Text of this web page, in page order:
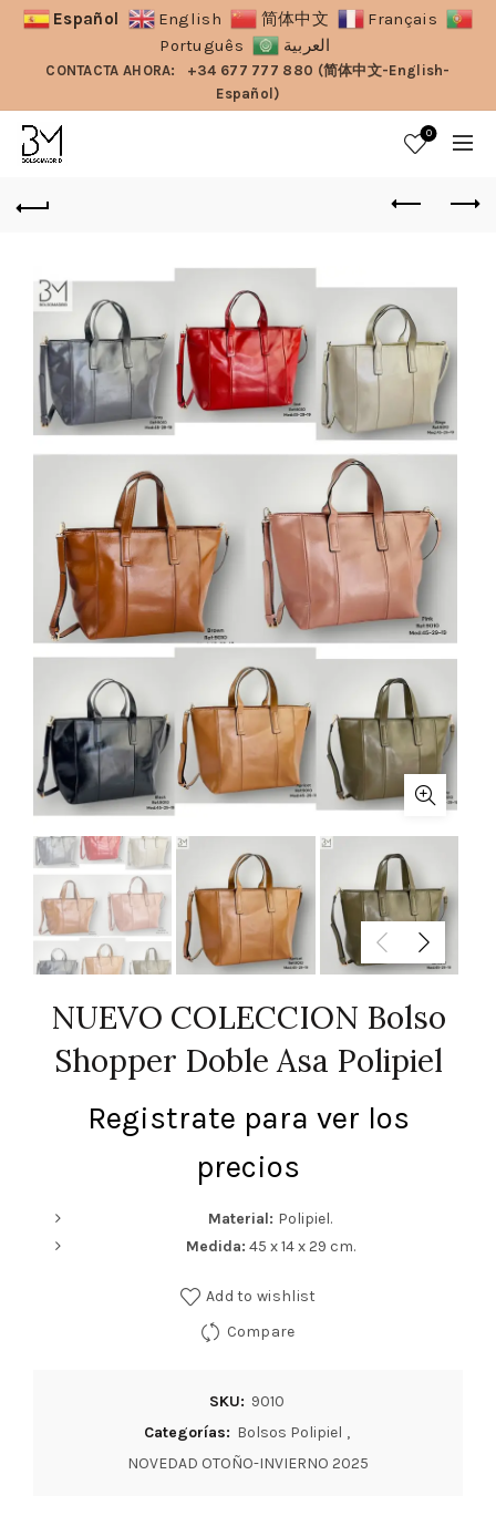
Español English 简体中文
Français
Português
العربية
CONTACTA AHORA:
+34 677 777 880 (简体中文-English-
Español)
0
NUEVO COLECCION Bolso
Shopper Doble Asa Polipiel
Registrate para ver los
precios
Material: Polipiel.
Medida: 45 x 14 x 29 cm.
Add to wishlist
Compare
SKU: 9010
Categorías: Bolsos Polipiel ,
NOVEDAD OTOÑO-INVIERNO 2025